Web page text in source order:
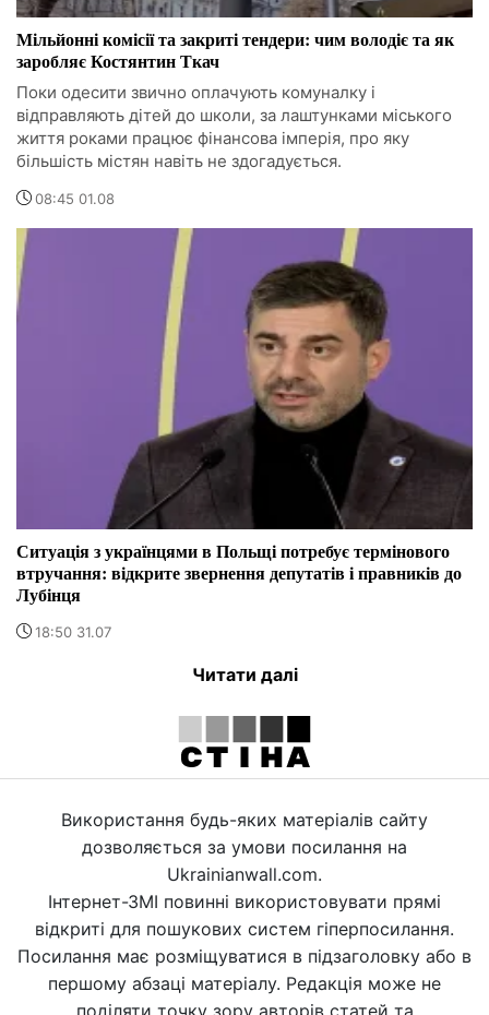
Мільйонні комісії та закриті тендери: чим володіє та як
заробляє Костянтин Ткач
Поки одесити звично оплачують комуналку і
відправляють дітей до школи, за лаштунками міського
життя роками працює фінансова імперія, про яку
більшість містян навіть не здогадується.
08:45 01.08
Ситуація з українцями в Польщі потребує термінового
втручання: відкрите звернення депутатів і правників до
Лубінця
18:50 31.07
Читати далі
Використання будь-яких матеріалів сайту
дозволяється за умови посилання на
Ukrainianwall.com.
Інтернет-ЗМІ повинні використовувати прямі
відкриті для пошукових систем гіперпосилання.
Посилання має розміщуватися в підзаголовку або в
першому абзаці матеріалу. Редакція може не
поділяти точку зору авторів статей та